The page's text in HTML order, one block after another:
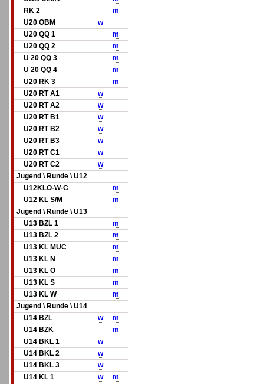
RK 2
m
U20 OBM
w
U20 QQ 1
m
U20 QQ 2
m
U 20 QQ 3
m
U 20 QQ 4
m
U20 RK 3
m
U20 RT A1
w
U20 RT A2
w
U20 RT B1
w
U20 RT B2
w
U20 RT B3
w
U20 RT C1
w
U20 RT C2
w
Jugend \ Runde \ U12
U12KLO-W-C
m
U12 KL S/M
m
Jugend \ Runde \ U13
U13 BZL 1
m
U13 BZL 2
m
U13 KL MUC
m
U13 KL N
m
U13 KL O
m
U13 KL S
m
U13 KL W
m
Jugend \ Runde \ U14
U14 BZL
w
m
U14 BZK
m
U14 BKL 1
w
U14 BKL 2
w
U14 BKL 3
w
U14 KL 1
w
m